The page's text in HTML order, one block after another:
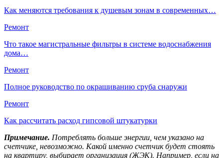
Как меняются требования к душевым зонам в современных…
Ремонт
Что такое магистральные фильтры в системе водоснабжения
дома…
Ремонт
Полное руководство по окрашиванию сруба снаружи
Ремонт
Как рассчитать расход гипсовой штукатурки
Примечание. Потреблять больше энергии, чем указано на
счетчике, невозможно. Какой именно счетчик будет стоять
на квартиру, выбирает организация (ЖЭК). Например, если на